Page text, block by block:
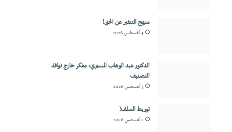
منهج التنفير عن الحق!
4 أغسطس 2026
الدكتور عبد الوهاب المسيري: مفكر خارج نوافذ
التصنيف
3 أغسطس 2026
توريط السلف!
2 أغسطس 2026